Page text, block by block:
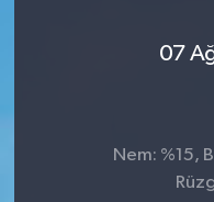
07
Nem: %15,